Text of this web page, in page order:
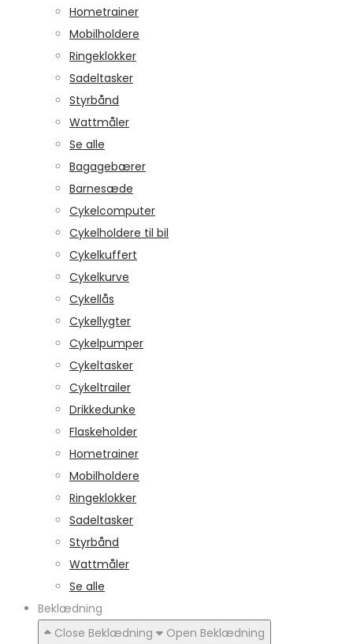
Hometrainer
Mobilholdere
Ringeklokker
Sadeltasker
Styrbånd
Wattmåler
Se alle
Bagagebærer
Barnesæde
Cykelcomputer
Cykelholdere til bil
Cykelkuffert
Cykelkurve
Cykellås
Cykellygter
Cykelpumper
Cykeltasker
Cykeltrailer
Drikkedunke
Flaskeholder
Hometrainer
Mobilholdere
Ringeklokker
Sadeltasker
Styrbånd
Wattmåler
Se alle
Beklædning
Close Beklædning
Open Beklædning